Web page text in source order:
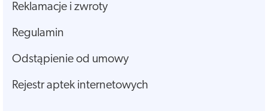
Reklamacje i zwroty
Regulamin
Odstąpienie od umowy
Rejestr aptek internetowych